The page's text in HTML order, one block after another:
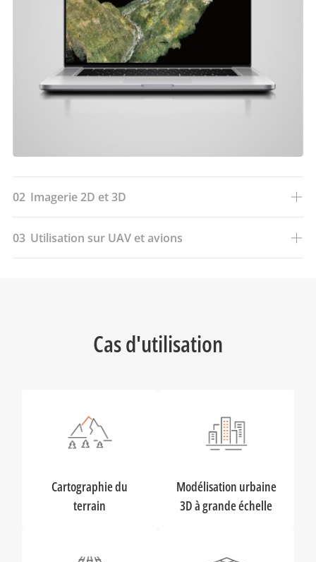
02 Imagerie 2D et 3D
03 Utilisation sur UAV et avions
Cas d'utilisation
Cartographie du
terrain
Modélisation urbaine
3D à grande échelle